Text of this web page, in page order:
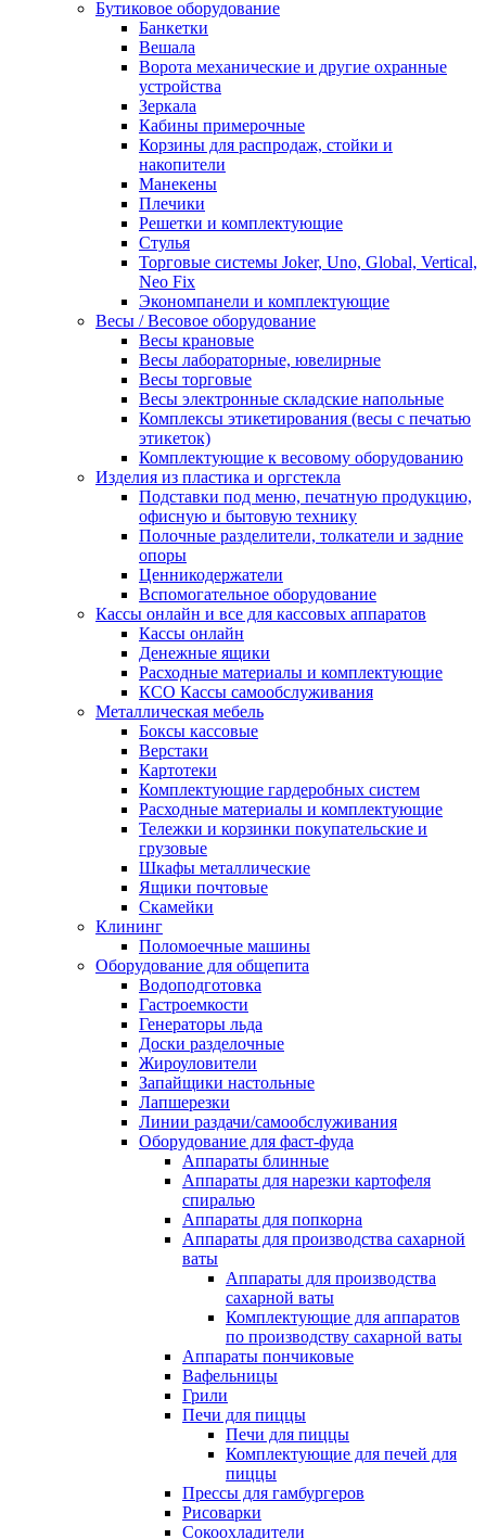
Бутиковое оборудование
Банкетки
Вешала
Ворота механические и другие охранные
устройства
Зеркала
Кабины примерочные
Корзины для распродаж, стойки и
накопители
Манекены
Плечики
Решетки и комплектующие
Стулья
Торговые системы Joker, Uno, Global, Vertical,
Neo Fix
Экономпанели и комплектующие
Весы / Весовое оборудование
Весы крановые
Весы лабораторные, ювелирные
Весы торговые
Весы электронные складские напольные
Комплексы этикетирования (весы с печатью
этикеток)
Комплектующие к весовому оборудованию
Изделия из пластика и оргстекла
Подставки под меню, печатную продукцию,
офисную и бытовую технику
Полочные разделители, толкатели и задние
опоры
Ценникодержатели
Вспомогательное оборудование
Кассы онлайн и все для кассовых аппаратов
Кассы онлайн
Денежные ящики
Расходные материалы и комплектующие
КСО Кассы самообслуживания
Металлическая мебель
Боксы кассовые
Верстаки
Картотеки
Комплектующие гардеробных систем
Расходные материалы и комплектующие
Тележки и корзинки покупательские и
грузовые
Шкафы металлические
Ящики почтовые
Скамейки
Клининг
Поломоечные машины
Оборудование для общепита
Водоподготовка
Гастроемкости
Генераторы льда
Доски разделочные
Жироуловители
Запайщики настольные
Лапшерезки
Линии раздачи/самообслуживания
Оборудование для фаст-фуда
Аппараты блинные
Аппараты для нарезки картофеля
спиралью
Аппараты для попкорна
Аппараты для производства сахарной
ваты
Аппараты для производства
сахарной ваты
Комплектующие для аппаратов
по производству сахарной ваты
Аппараты пончиковые
Вафельницы
Грили
Печи для пиццы
Печи для пиццы
Комплектующие для печей для
пиццы
Прессы для гамбургеров
Рисоварки
Сокоохладители